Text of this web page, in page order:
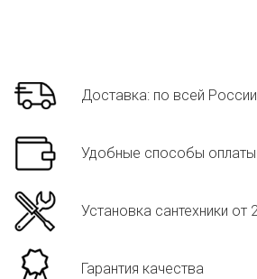
Доставка: по всей России
Удобные способы оплаты
Установка сантехники от
Гарантия качества